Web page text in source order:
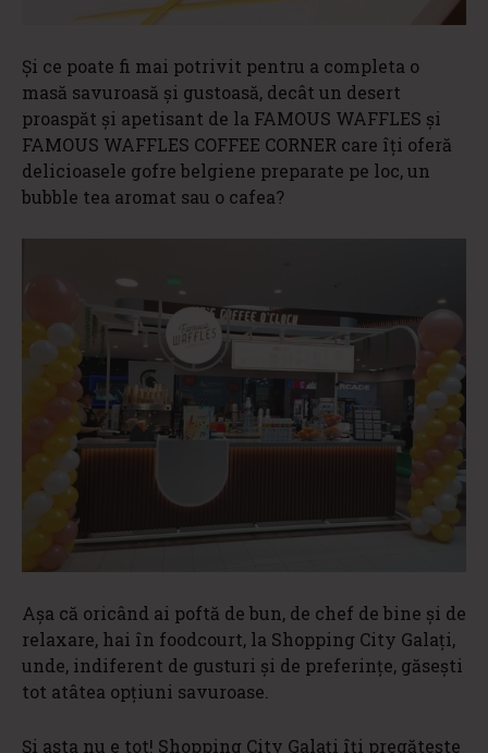
Și ce poate fi mai potrivit pentru a completa o
masă savuroasă și gustoasă, decât un desert
proaspăt și apetisant de la FAMOUS WAFFLES și
FAMOUS WAFFLES COFFEE CORNER care îți oferă
delicioasele gofre belgiene preparate pe loc, un
bubble tea aromat sau o cafea?
Așa că oricând ai poftă de bun, de chef de bine și de
relaxare, hai în foodcourt, la Shopping City Galați,
unde, indiferent de gusturi și de preferințe, găsești
tot atâtea opțiuni savuroase.
Și asta nu e tot! Shopping City Galați îți pregătește